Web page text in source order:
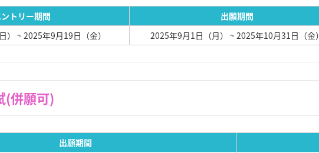
トリー期間 出願期間
） ~ 2025年9月19日（金） 2025年9月1日（月） ~ 2025年10月31日（金）
出願期間